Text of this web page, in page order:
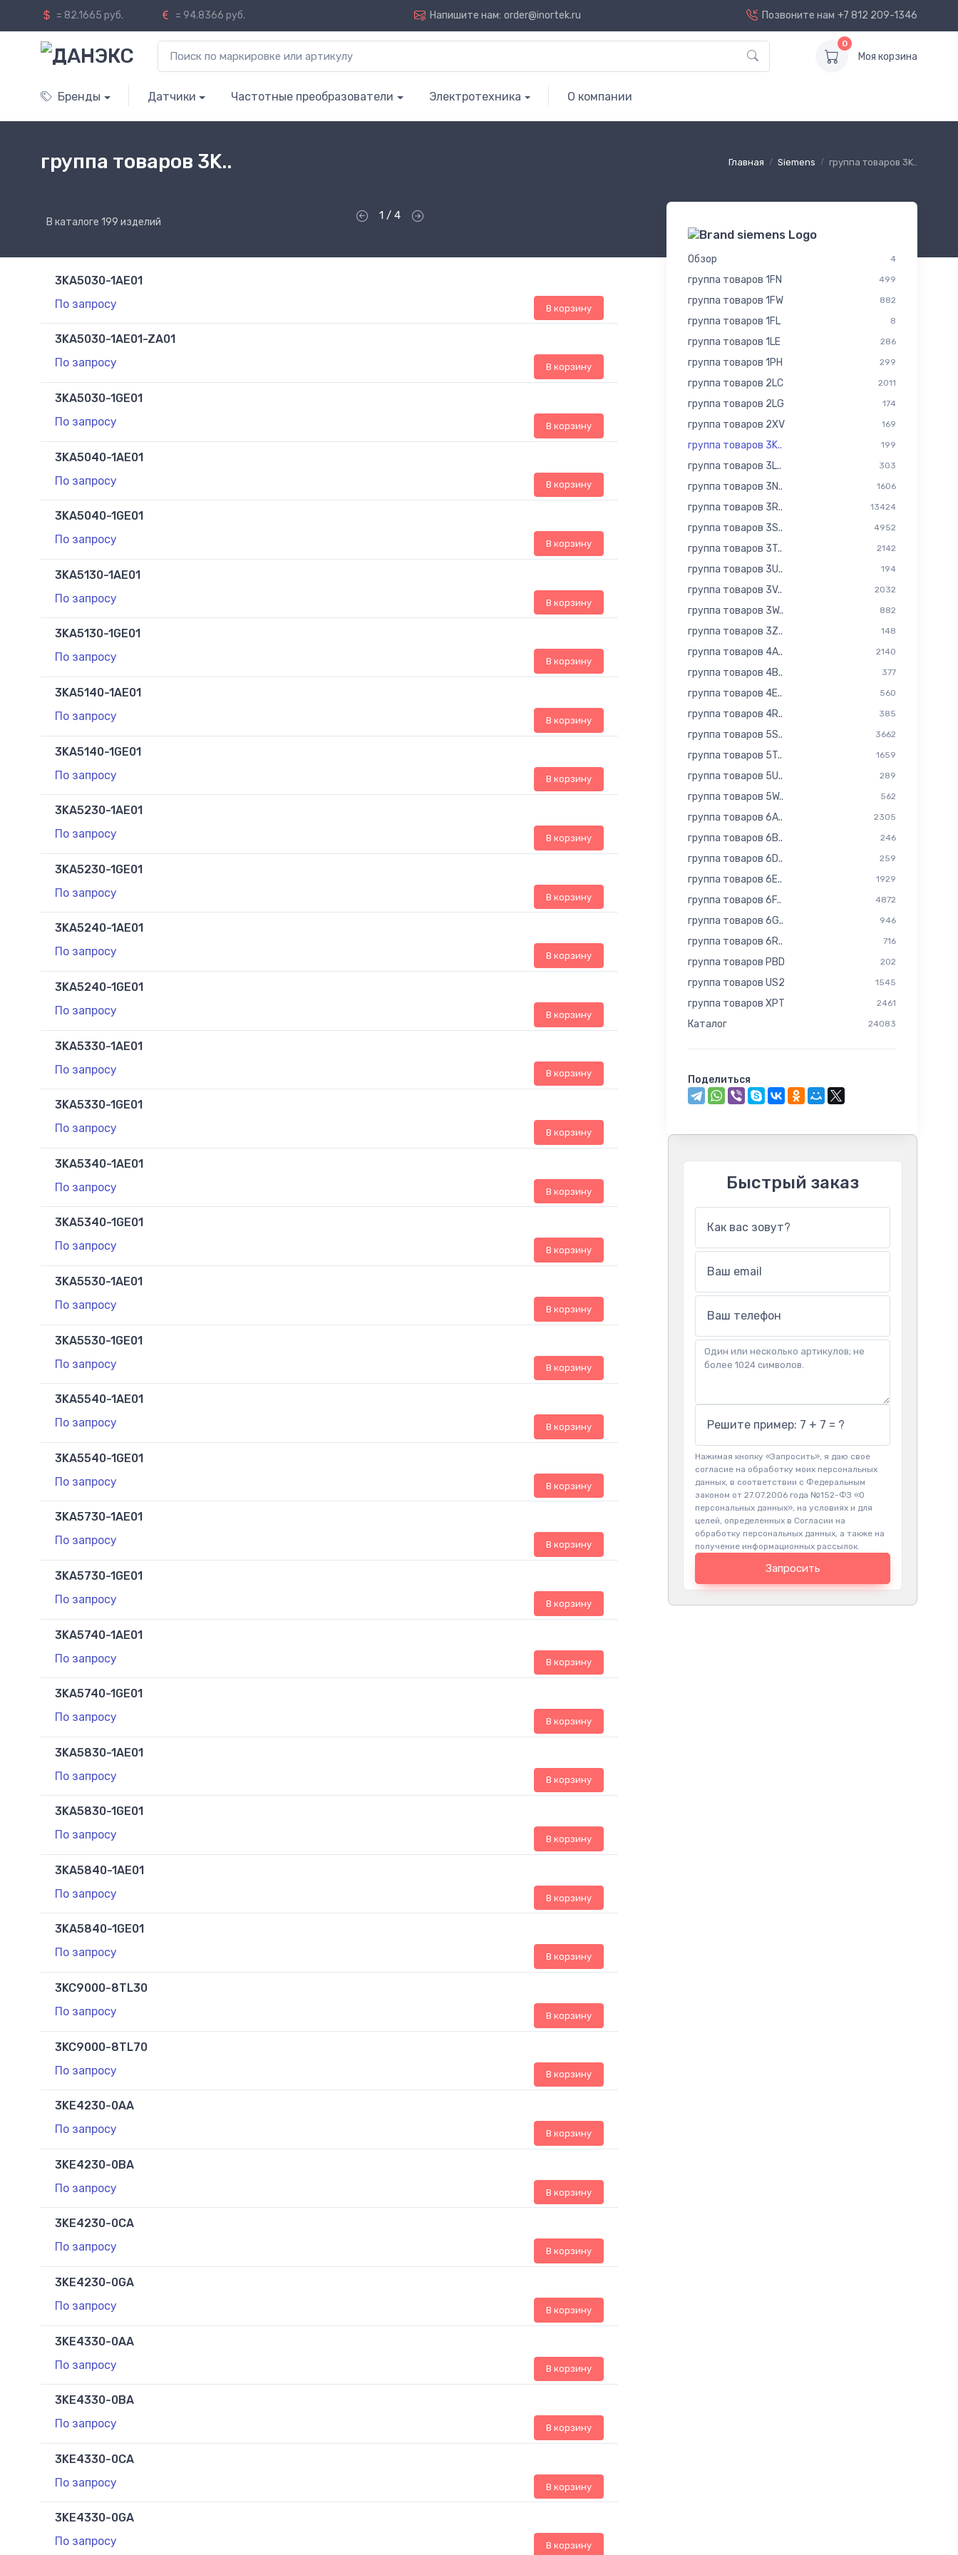
= 82.1665 руб. = 94.8366 руб. Напишите нам: order@inortek.ru Позвоните нам +7 812 209-1346
0
Моя корзина
Бренды Датчики Частотные преобразователи Электротехника О компании
Главная Siemens группа товаров 3K..
группа товаров 3K..
В каталоге 199 изделий
1 / 4
3KA5030-1AE01
По запросу
В корзину
3KA5030-1AE01-ZA01
По запросу
В корзину
3KA5030-1GE01
По запросу
В корзину
3KA5040-1AE01
По запросу
В корзину
3KA5040-1GE01
По запросу
В корзину
3KA5130-1AE01
По запросу
В корзину
3KA5130-1GE01
По запросу
В корзину
3KA5140-1AE01
По запросу
В корзину
3KA5140-1GE01
По запросу
В корзину
3KA5230-1AE01
По запросу
В корзину
3KA5230-1GE01
По запросу
В корзину
3KA5240-1AE01
По запросу
В корзину
3KA5240-1GE01
По запросу
В корзину
3KA5330-1AE01
По запросу
В корзину
3KA5330-1GE01
По запросу
В корзину
3KA5340-1AE01
По запросу
В корзину
3KA5340-1GE01
По запросу
В корзину
3KA5530-1AE01
По запросу
В корзину
3KA5530-1GE01
По запросу
В корзину
3KA5540-1AE01
По запросу
В корзину
3KA5540-1GE01
По запросу
В корзину
3KA5730-1AE01
По запросу
В корзину
3KA5730-1GE01
По запросу
В корзину
3KA5740-1AE01
По запросу
В корзину
3KA5740-1GE01
По запросу
В корзину
3KA5830-1AE01
По запросу
В корзину
3KA5830-1GE01
По запросу
В корзину
3KA5840-1AE01
По запросу
В корзину
3KA5840-1GE01
По запросу
В корзину
3KC9000-8TL30
По запросу
В корзину
3KC9000-8TL70
По запросу
В корзину
3KE4230-0AA
По запросу
В корзину
3KE4230-0BA
По запросу
В корзину
3KE4230-0CA
По запросу
В корзину
3KE4230-0GA
По запросу
В корзину
3KE4330-0AA
По запросу
В корзину
3KE4330-0BA
По запросу
В корзину
3KE4330-0CA
По запросу
В корзину
3KE4330-0GA
По запросу
В корзину
Обзор 4
группа товаров 1FN 499
группа товаров 1FW 882
группа товаров 1FL 8
группа товаров 1LE 286
группа товаров 1PH 299
группа товаров 2LC 2011
группа товаров 2LG 174
группа товаров 2XV 169
группа товаров 3K.. 199
группа товаров 3L.. 303
группа товаров 3N.. 1606
группа товаров 3R.. 13424
группа товаров 3S.. 4952
группа товаров 3T.. 2142
группа товаров 3U.. 194
группа товаров 3V.. 2032
группа товаров 3W.. 882
группа товаров 3Z.. 148
группа товаров 4A.. 2140
группа товаров 4B.. 377
группа товаров 4E.. 560
группа товаров 4R.. 385
группа товаров 5S.. 3662
группа товаров 5T.. 1659
группа товаров 5U.. 289
группа товаров 5W.. 562
группа товаров 6A.. 2305
группа товаров 6B.. 246
группа товаров 6D.. 259
группа товаров 6E.. 1929
группа товаров 6F.. 4872
группа товаров 6G.. 946
группа товаров 6R.. 716
группа товаров PBD 202
группа товаров US2 1545
группа товаров XPT 2461
Каталог 24083
Поделиться
Быстрый заказ
Как вас зовут?
Ваш email
Ваш телефон
Решите пример: 7 + 7 = ?
Нажимая кнопку «Запросить», я даю свое
согласие на обработку моих персональных
данных, в соответствии с Федеральным
законом от 27.07.2006 года №152-ФЗ «О
персональных данных», на условиях и для
целей, определенных в Согласии на
обработку персональных данных, а также на
получение информационных рассылок.
Запросить